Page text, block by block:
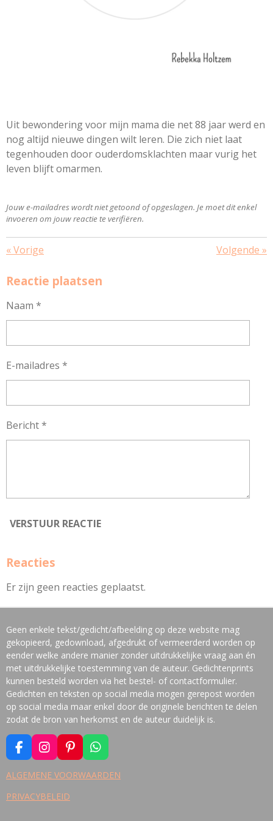
Uit bewondering voor mijn mama die net 88 jaar werd en
nog altijd nieuwe dingen wilt leren. Die zich niet laat
tegenhouden door ouderdomsklachten maar vurig het
leven blijft omarmen.
Jouw e-mailadres wordt niet getoond of opgeslagen. Je moet dit enkel
invoeren om jouw reactie te verifiëren.
«Vorige Volgende »
Reactie plaatsen
Naam *
E-mailadres *
Bericht *
VERSTUUR REACTIE
Reacties
Er zijn geen reacties geplaatst.
Geen enkele tekst/gedicht/afbeelding op deze website mag
gekopieerd, gedownload, afgedrukt of vermeerderd worden op
eender welke andere manier zonder uitdrukkelijke vraag aan én
met uitdrukkelijke toestemming van de auteur. Gedichtenprints
kunnen besteld worden via het bestel- of contactformulier.
Gedichten en teksten op social media mogen gerepost worden
op social media maar enkel door de originele berichten te delen
zodat de bron van herkomst en de auteur duidelijk is.
F
A
C
B
I
N
S
A
P
I
N
E
W
H
A
ALGEMENE VOORWAARDEN
PRIVACYBELEID